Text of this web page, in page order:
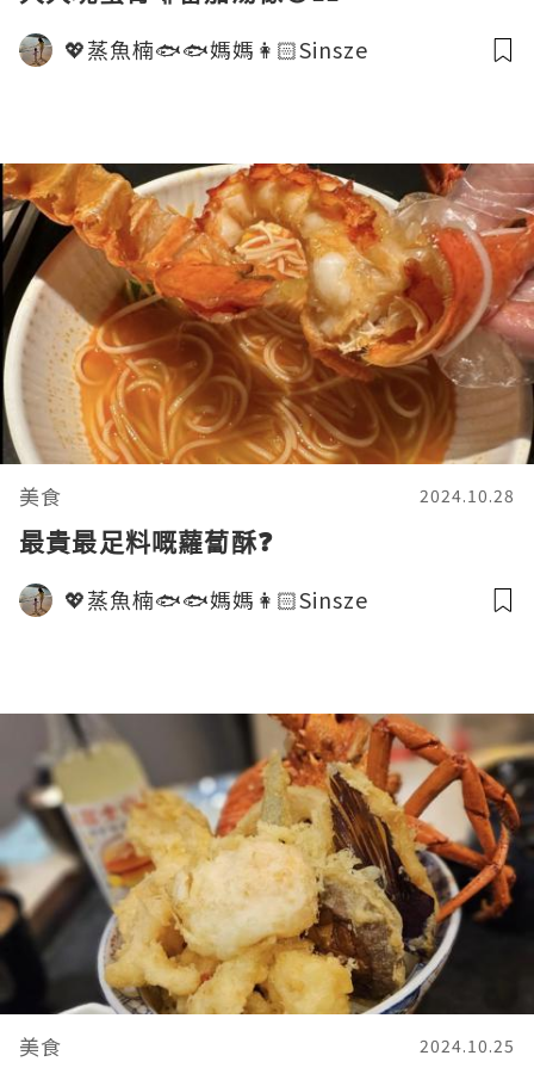
💖蒸魚楠🐟🐟媽媽👩🏻Sinsze
美食 2024.10.28
最貴最足料嘅蘿蔔酥❓
💖蒸魚楠🐟🐟媽媽👩🏻Sinsze
美食 2024.10.25